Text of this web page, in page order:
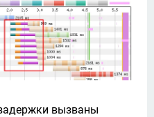
вызваны